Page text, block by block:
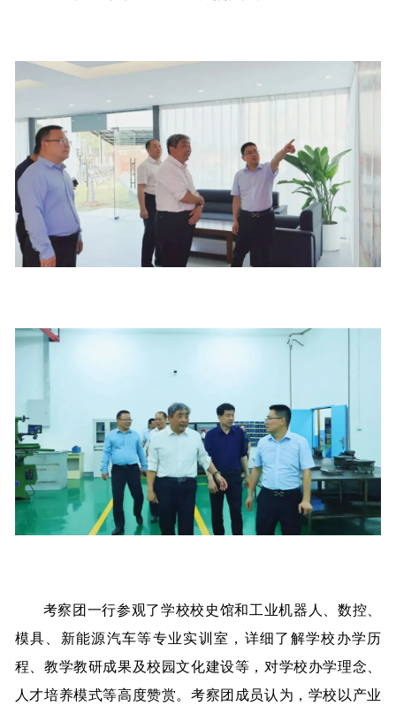
考察团一行参观了学校校史馆和工业机器人、数控、
模具、新能源汽车等专业实训室，详细了解学校办学历
程、教学教研成果及校园文化建设等，对学校办学理念、
人才培养模式等高度赞赏。考察团成员认为，学校以产业